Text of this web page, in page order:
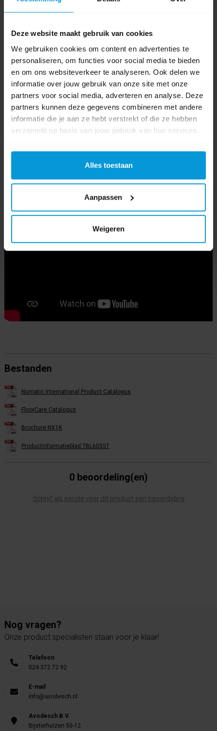
Deze website maakt gebruik van cookies
We gebruiken cookies om content en advertenties te
personaliseren, om functies voor social media te bieden
en om ons websiteverkeer te analyseren. Ook delen we
informatie over jouw gebruik van onze site met onze
partners voor social media, adverteren en analyse. Deze
partners kunnen deze gegevens combineren met andere
informatie die je aan ze hebt verstrekt of die ze hebben
verzameld op basis van jouw gebruik van hun services.
Alles toestaan
Aanpassen
Weigeren
Fabrikant: Numatic
Vermogen 400 Watt
RPM/omwentelingen
140 rpm
Product labels
Numatic (206) , Schrobzuigmachine (36), tractie (2), schrobmachine (14)
Bestanden
Numatic International Product Catalogus
FloorCare Catalogus
Brochure NX1K
Productinformatieblad TBL6055T
0 beoordeling(en)
Schrijf als eerste voor dit product een beoordeling
Nog vragen?
Onze product specialisten staan voor je klaar!
Telefoon
024 372 72 92
E-mail
info@avodesch.nl
Avodesch B.V.
Bijsterhuizen 50-12